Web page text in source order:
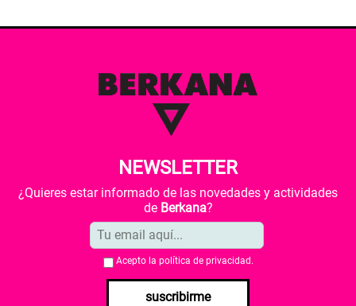
NEWSLETTER
¿Quieres estar informado de las novedades y actividades
de Berkana?
Acepto la política de privacidad .
suscribirme